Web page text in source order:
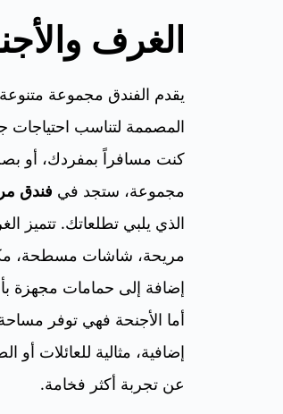
الغرف
يقدم الفندق مجموعة
المصممة لتناسب احتياجات
كنت مسافراً بمفردك، أو
مجموعة، ستجد في فندق
الذي يلبي تطلعاتك. تتميز
مريحة، شاشات مسطحة،
إضافة إلى حمامات مجهزة
أما الأجنحة فهي توفر
إضافية، مثالية للعائلات أو
عن تجربة أكثر فخامة.